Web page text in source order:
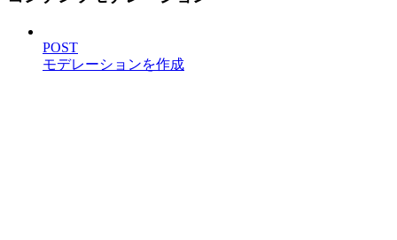
POST
モデレーションを作成